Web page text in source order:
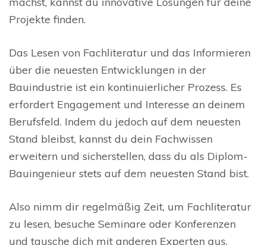
Projekte finden.
Das Lesen von Fachliteratur und das Informieren
über die neuesten Entwicklungen in der
Bauindustrie ist ein kontinuierlicher Prozess. Es
erfordert Engagement und Interesse an deinem
Berufsfeld. Indem du jedoch auf dem neuesten
Stand bleibst, kannst du dein Fachwissen
erweitern und sicherstellen, dass du als Diplom-
Bauingenieur stets auf dem neuesten Stand bist.
Also nimm dir regelmäßig Zeit, um Fachliteratur
zu lesen, besuche Seminare oder Konferenzen
und tausche dich mit anderen Experten aus.